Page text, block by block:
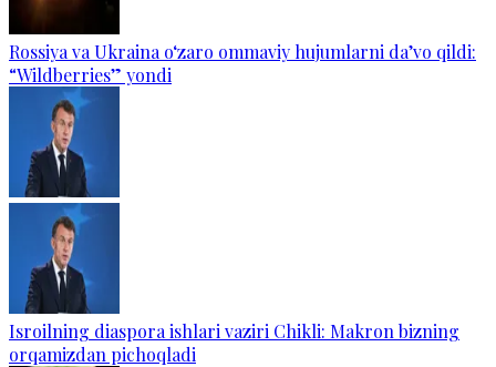
Rossiya va Ukraina o‘zaro ommaviy hujumlarni da’vo qildi:
“Wildberries” yondi
Isroilning diaspora ishlari vaziri Chikli: Makron bizning
orqamizdan pichoqladi